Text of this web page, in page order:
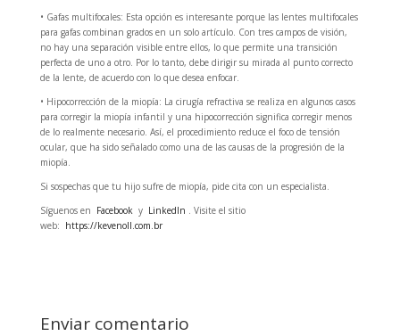
• Gafas multifocales: Esta opción es interesante porque las lentes multifocales
para gafas combinan grados en un solo artículo. Con tres campos de visión,
no hay una separación visible entre ellos, lo que permite una transición
perfecta de uno a otro. Por lo tanto, debe dirigir su mirada al punto correcto
de la lente, de acuerdo con lo que desea enfocar.
• Hipocorrección de la miopía: La cirugía refractiva se realiza en algunos casos
para corregir la miopía infantil y una hipocorrección significa corregir menos
de lo realmente necesario. Así, el procedimiento reduce el foco de tensión
ocular, que ha sido señalado como una de las causas de la progresión de la
miopía.
Si sospechas que tu hijo sufre de miopía, pide cita con un especialista.
Síguenos en Facebooky LinkedIn . Visite el sitio
web: https://kevenoll.com.br
Enviar comentario